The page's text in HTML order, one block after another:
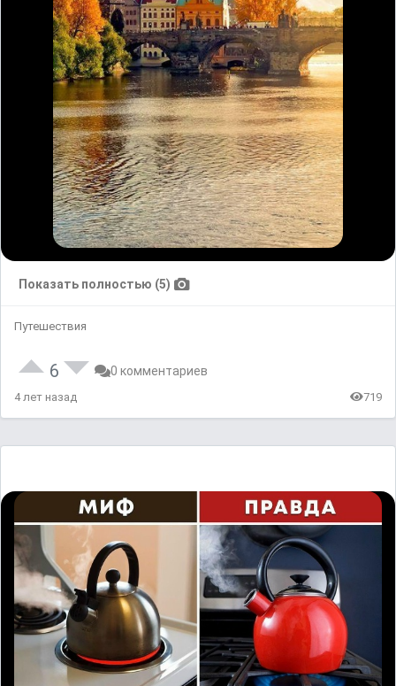
Показать полностью (5)
Путешествия
6 0 комментариев
4 лет назад 719